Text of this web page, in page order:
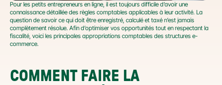
Pour les petits entrepreneurs en ligne, il est toujours difficile d’avoir une
connaissance détaillée des règles comptables applicables à leur activité. La
question de savoir ce qui doit être enregistré, calculé et taxé n’est jamais
complètement résolue. Afin d’optimiser vos opportunités tout en respectant la
fiscalité, voici les principales appropriations comptables des structures e-
commerce.
COMMENT FAIRE LA